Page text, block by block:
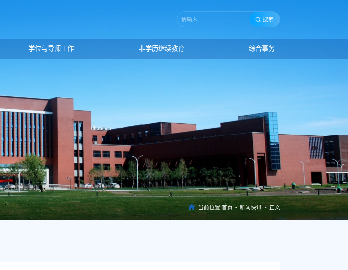
搜索
学位与导师工作 非学历继续教育 综合事务
当前位置:首页 - 新闻快讯 - 正文